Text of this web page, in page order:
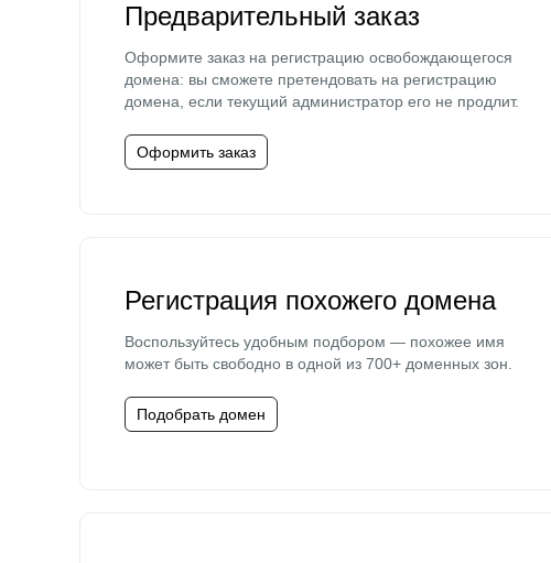
Предварительный заказ
Оформите заказ на регистрацию освобождающегося
домена: вы сможете претендовать на регистрацию
домена, если текущий администратор его не продлит.
Оформить заказ
Регистрация похожего домена
Воспользуйтесь удобным подбором — похожее имя
может быть свободно в одной из 700+ доменных зон.
Подобрать домен